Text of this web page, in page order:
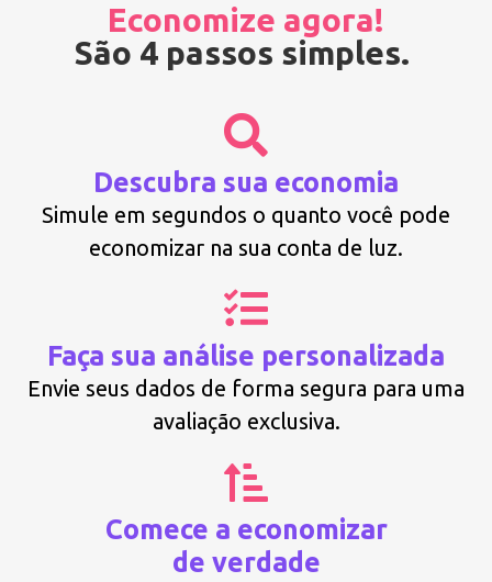
Economize agora!
São 4 passos simples.
Descubra sua economia
Simule em segundos o quanto você pode
economizar na sua conta de luz.
Faça sua análise personalizada
Envie seus dados de forma segura para uma
avaliação exclusiva.
Comece a economizar
de verdade